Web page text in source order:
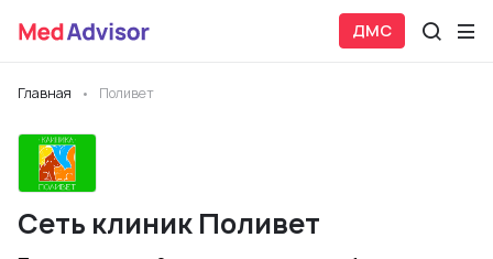
ДМС
Главная Поливет
Сеть клиник Поливет